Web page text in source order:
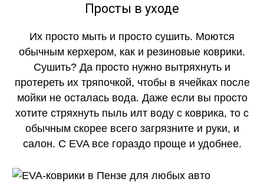
Просты в уходе
Их просто мыть и просто сушить. Моются
обычным керхером, как и резиновые коврики.
Сушить? Да просто нужно вытряхнуть и
протереть их тряпочкой, чтобы в ячейках после
мойки не осталась вода. Даже если вы просто
хотите стряхнуть пыль илт воду с коврика, то с
обычным скорее всего загрязните и руки, и
салон. С EVA все гораздо проще и удобнее.